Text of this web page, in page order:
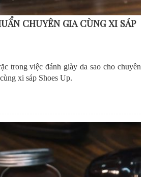
CHUYÊN GIA CÙNG XI SÁP
trong việc đánh giày da sao cho chuyên
xi sáp Shoes Up.